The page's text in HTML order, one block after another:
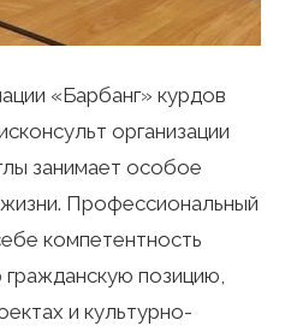
«Барбанг» курдов
организации
занимает особое
Профессиональный
компетентность
гражданскую позицию,
и культурно-